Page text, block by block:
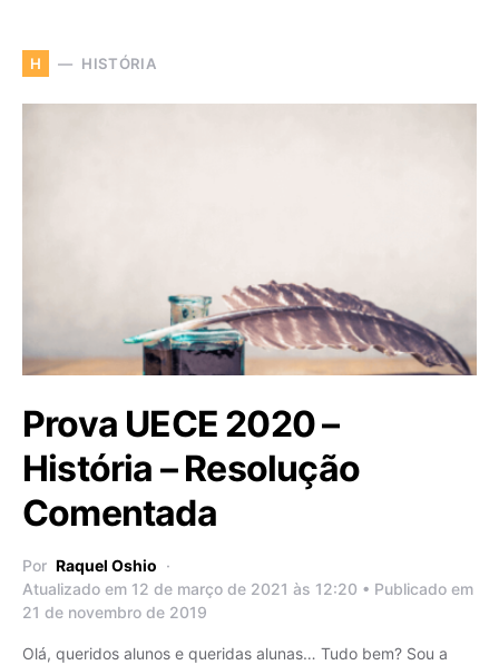
H HISTÓRIA
Prova UECE 2020 –
História – Resolução
Comentada
Por Raquel Oshio
Atualizado em 12 de março de 2021 às 12:20 • Publicado em
21 de novembro de 2019
Olá, queridos alunos e queridas alunas… Tudo bem? Sou a